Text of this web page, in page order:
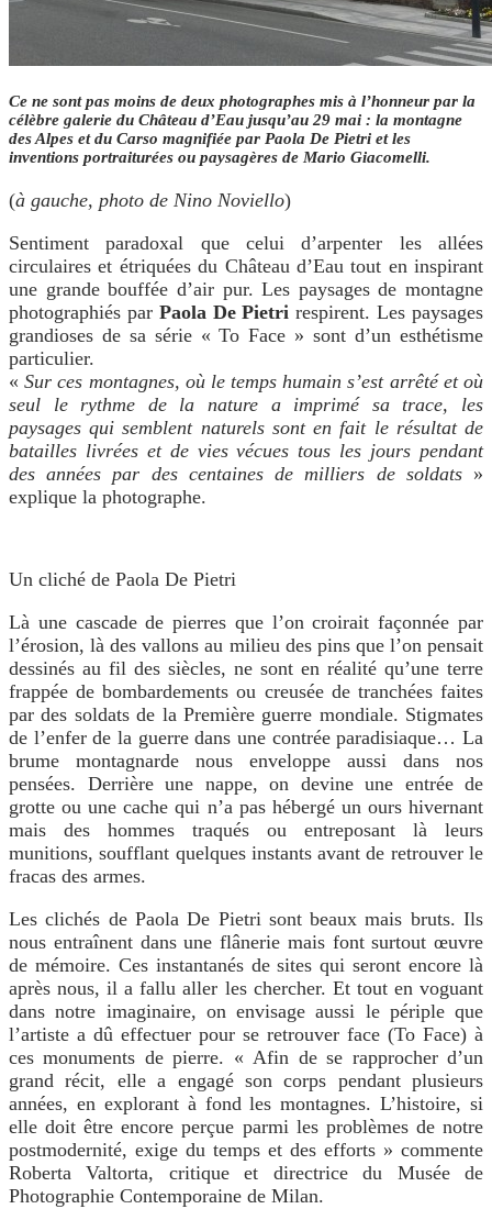
Ce ne sont pas moins de deux photographes mis à l’honneur par la
célèbre galerie du Château d’Eau jusqu’au 29 mai : la montagne
des Alpes et du Carso magnifiée par Paola De Pietri et les
inventions portraiturées ou paysagères de Mario Giacomelli.
(à gauche, photo de Nino Noviello)
Sentiment paradoxal que celui d’arpenter les allées
circulaires et étriquées du Château d’Eau tout en inspirant
une grande bouffée d’air pur. Les paysages de montagne
photographiés par Paola De Pietri respirent. Les paysages
grandioses de sa série « To Face » sont d’un esthétisme
particulier.
«Sur ces montagnes, où le temps humain s’est arrêté et où
seul le rythme de la nature a imprimé sa trace, les
paysages qui semblent naturels sont en fait le résultat de
batailles livrées et de vies vécues tous les jours pendant
des années par des centaines de milliers de soldats»
explique la photographe.
Un cliché de Paola De Pietri
Là une cascade de pierres que l’on croirait façonnée par
l’érosion, là des vallons au milieu des pins que l’on pensait
dessinés au fil des siècles, ne sont en réalité qu’une terre
frappée de bombardements ou creusée de tranchées faites
par des soldats de la Première guerre mondiale. Stigmates
de l’enfer de la guerre dans une contrée paradisiaque… La
brume montagnarde nous enveloppe aussi dans nos
pensées. Derrière une nappe, on devine une entrée de
grotte ou une cache qui n’a pas hébergé un ours hivernant
mais des hommes traqués ou entreposant là leurs
munitions, soufflant quelques instants avant de retrouver le
fracas des armes.
Les clichés de Paola De Pietri sont beaux mais bruts. Ils
nous entraînent dans une flânerie mais font surtout œuvre
de mémoire. Ces instantanés de sites qui seront encore là
après nous, il a fallu aller les chercher. Et tout en voguant
dans notre imaginaire, on envisage aussi le périple que
l’artiste a dû effectuer pour se retrouver face (To Face) à
ces monuments de pierre. « Afin de se rapprocher d’un
grand récit, elle a engagé son corps pendant plusieurs
années, en explorant à fond les montagnes. L’histoire, si
elle doit être encore perçue parmi les problèmes de notre
postmodernité, exige du temps et des efforts » commente
Roberta Valtorta, critique et directrice du Musée de
Photographie Contemporaine de Milan.